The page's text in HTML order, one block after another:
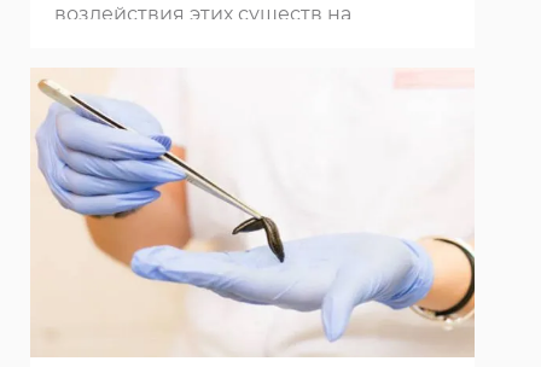
воздействия этих существ на
пройти сеанс лечения пиявками в
нашейклинике в Москве
записывайтесь на прием по
указанным на сайте телефонам.